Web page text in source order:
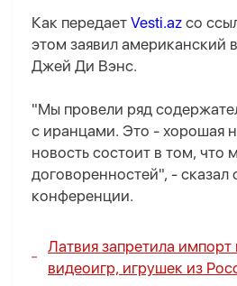
Как передает Vesti.az со
этом заявил американский
Джей Ди Вэнс.
"Мы провели ряд
с иранцами. Это - хорошая
новость состоит в том, что
договоренностей", - сказал
конференции.
Латвия запретила импорт
видеоигр, игрушек из